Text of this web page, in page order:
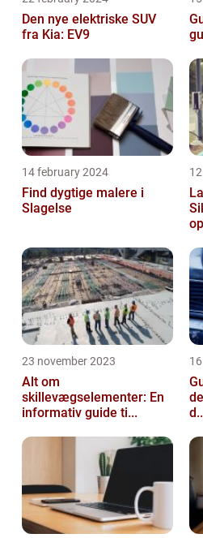
Den nye elektriske SUV
fra Kia: EV9
14 february 2024
Find dygtige malere i
Slagelse
23 november 2023
Alt om
skillevægselementer: En
informativ guide ti...